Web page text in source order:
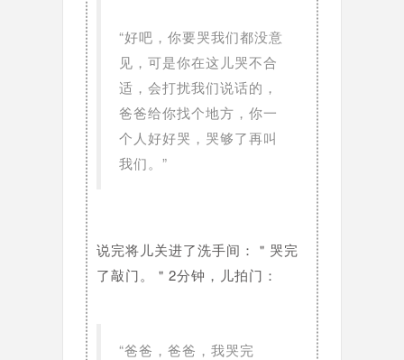
“好吧，你要哭我们都没意
见，可是你在这儿哭不合
适，会打扰我们说话的，
爸爸给你找个地方，你一
个人好好哭，哭够了再叫
我们。”
说完将儿关进了洗手间：＂哭完
了敲门。＂2分钟，儿拍门：
“爸爸，爸爸，我哭完